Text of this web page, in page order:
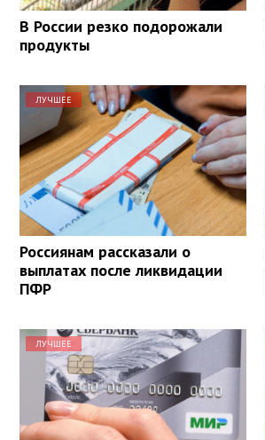
В России резко подорожали
продукты
ЛУЧШЕЕ
Россиянам рассказали о
выплатах после ликвидации
ПФР
ЛУЧШЕЕ